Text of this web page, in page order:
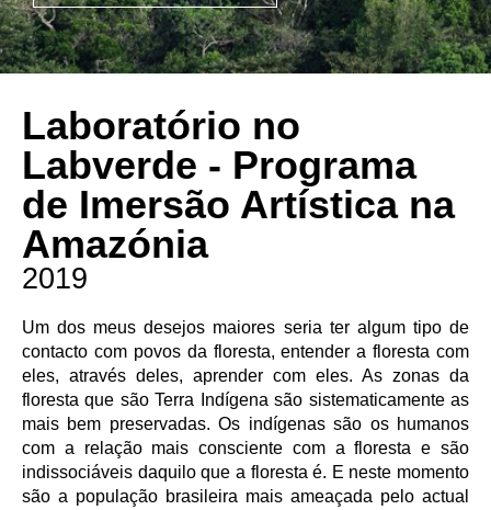
Laboratório no
Labverde - Programa
de Imersão Artística na
Amazónia
2019
Um dos meus desejos maiores seria ter algum tipo de
contacto com povos da floresta, entender a floresta com
eles, através deles, aprender com eles. As zonas da
floresta que são Terra Indígena são sistematicamente as
mais bem preservadas. Os indígenas são os humanos
com a relação mais consciente com a floresta e são
indissociáveis daquilo que a floresta é. E neste momento
são a população brasileira mais ameaçada pelo actual